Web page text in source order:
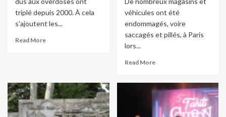
triplé depuis 2000. À cela
s’ajoutent les...
Read More
véhicules ont été
endommagés, voire
saccagés et pillés, à Paris
lors...
Read More